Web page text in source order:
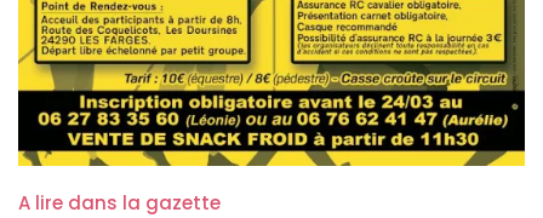
A lire dans la gazette